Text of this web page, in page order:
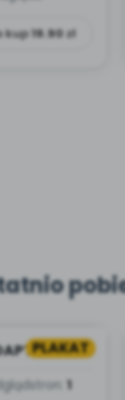
kup19.90zł
PLAKAT
-
stron: 1